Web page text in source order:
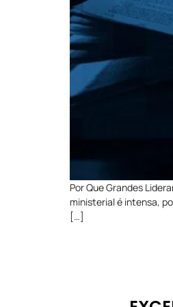
Por Que Grandes
ministerial é intensa,
[…]